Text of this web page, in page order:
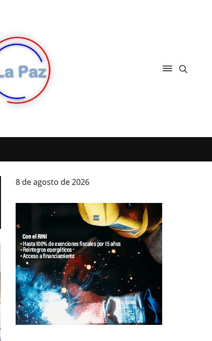
8 de agosto de 2026